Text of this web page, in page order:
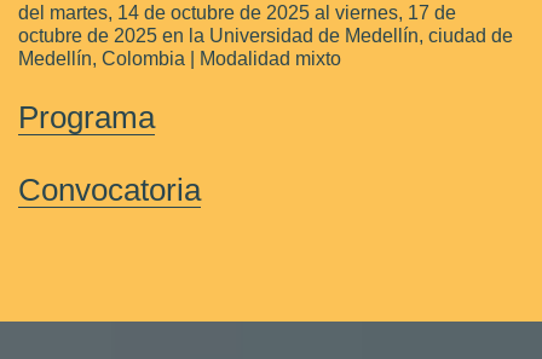
del martes, 14 de octubre de 2025 al viernes, 17 de
octubre de 2025 en la Universidad de Medellín, ciudad de
Medellín, Colombia | Modalidad mixto
Programa
Convocatoria